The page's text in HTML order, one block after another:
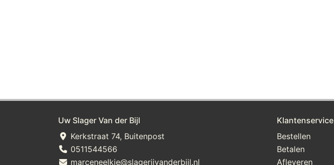
Uw Slager Van der Bijl
Kerkstraat 74, Buitenpost
0511544566
marceneelkje@slagerijvanderbijl.nl
Klantenservice
Bestellen
Betalen
Afleveren